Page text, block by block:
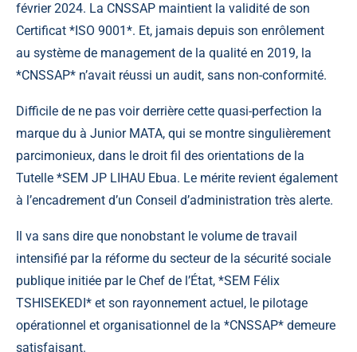
février 2024. La CNSSAP maintient la validité de son
Certificat *ISO 9001*. Et, jamais depuis son enrôlement
au système de management de la qualité en 2019, la
*CNSSAP* n’avait réussi un audit, sans non-conformité.
Difficile de ne pas voir derrière cette quasi-perfection la
marque du à Junior MATA, qui se montre singulièrement
parcimonieux, dans le droit fil des orientations de la
Tutelle *SEM JP LIHAU Ebua. Le mérite revient également
à l’encadrement d’un Conseil d’administration très alerte.
Il va sans dire que nonobstant le volume de travail
intensifié par la réforme du secteur de la sécurité sociale
publique initiée par le Chef de l’État, *SEM Félix
TSHISEKEDI* et son rayonnement actuel, le pilotage
opérationnel et organisationnel de la *CNSSAP* demeure
satisfaisant.